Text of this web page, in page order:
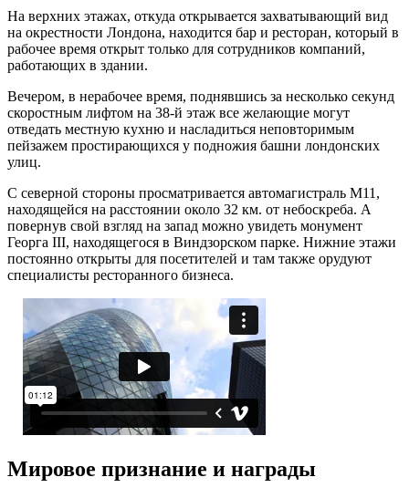
На верхних этажах, откуда открывается захватывающий вид
на окрестности Лондона, находится бар и ресторан, который в
рабочее время открыт только для сотрудников компаний,
работающих в здании.
Вечером, в нерабочее время, поднявшись за несколько секунд
скоростным лифтом на 38-й этаж все желающие могут
отведать местную кухню и насладиться неповторимым
пейзажем простирающихся у подножия башни лондонских
улиц.
С северной стороны просматривается автомагистраль М11,
находящейся на расстоянии около 32 км. от небоскреба. А
повернув свой взгляд на запад можно увидеть монумент
Георга III, находящегося в Виндзорском парке. Нижние этажи
постоянно открыты для посетителей и там также орудуют
специалисты ресторанного бизнеса.
Мировое признание и награды